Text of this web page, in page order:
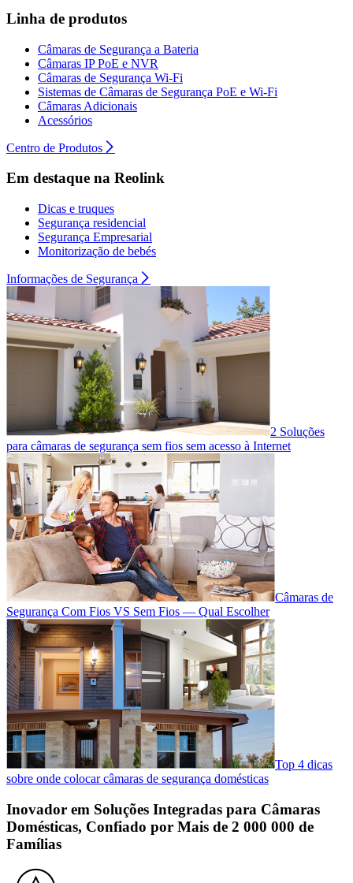
Linha de produtos
Câmaras de Segurança a Bateria
Câmaras IP PoE e NVR
Câmaras de Segurança Wi-Fi
Sistemas de Câmaras de Segurança PoE e Wi-Fi
Câmaras Adicionais
Acessórios
Centro de Produtos
Em destaque na Reolink
Dicas e truques
Segurança residencial
Segurança Empresarial
Monitorização de bebés
Informações de Segurança
2 Soluções
para câmaras de segurança sem fios sem acesso à Internet
Câmaras de
Segurança Com Fios VS Sem Fios — Qual Escolher
Top 4 dicas
sobre onde colocar câmaras de segurança domésticas
Inovador em Soluções Integradas para Câmaras
Domésticas, Confiado por Mais de 2 000 000 de
Famílias